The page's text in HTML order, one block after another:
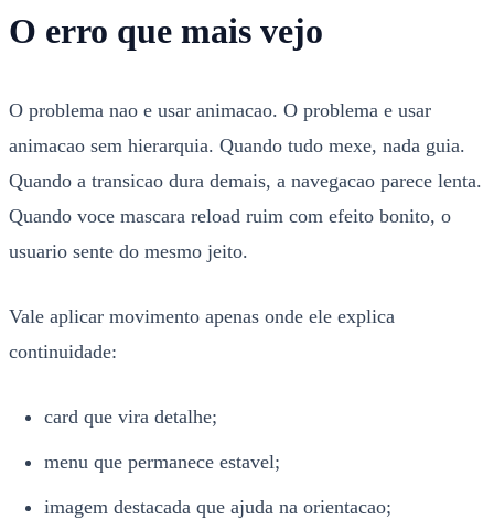
O erro que mais vejo
O problema nao e usar animacao. O problema e usar
animacao sem hierarquia. Quando tudo mexe, nada guia.
Quando a transicao dura demais, a navegacao parece lenta.
Quando voce mascara reload ruim com efeito bonito, o
usuario sente do mesmo jeito.
Vale aplicar movimento apenas onde ele explica
continuidade:
card que vira detalhe;
menu que permanece estavel;
imagem destacada que ajuda na orientacao;